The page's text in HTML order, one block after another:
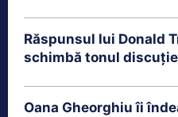
Răspunsul lui Donald
schimbă tonul
Oana Gheorghiu îi